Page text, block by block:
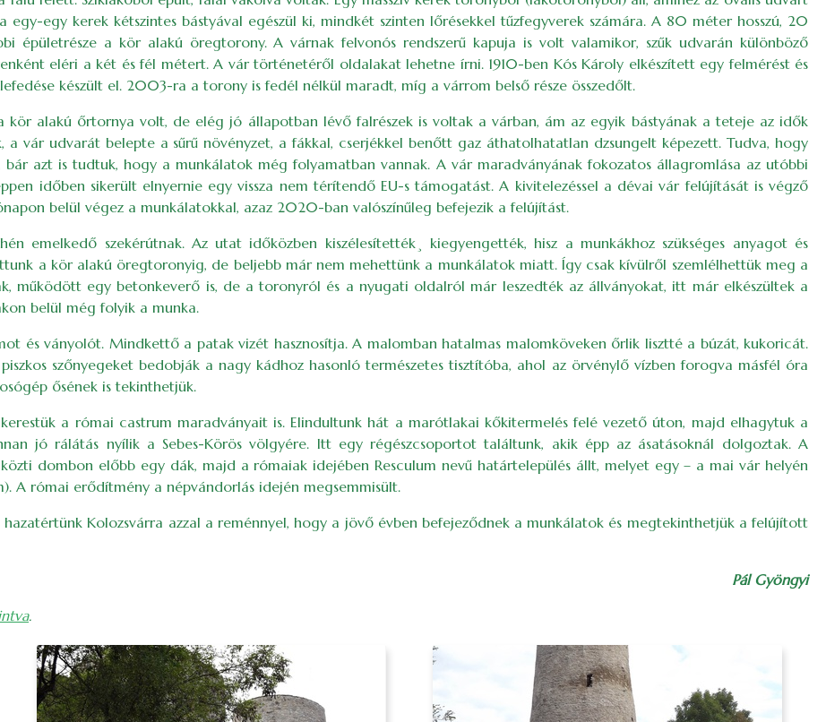
egy kerek kétszintes bástyával egészül ki, mindkét szinten lőrésekkel tűzfegyverek számára. A 80 méter hosszú, 20
épületrésze a kör alakú öregtorony. A várnak felvonós rendszerű kapuja is volt valamikor, szűk udvarán különböző
eléri a két és fél métert. A vár történetéről oldalakat lehetne írni. 1910-ben Kós Károly elkészített egy felmérést és
készült el. 2003-ra a torony is fedél nélkül maradt, míg a várrom belső része összedőlt.
kör alakú őrtornya volt, de elég jó állapotban lévő falrészek is voltak a várban, ám az egyik bástyának a teteje az idők
vár udvarát belepte a sűrű növényzet, a fákkal, cserjékkel benőtt gaz áthatolhatatlan dzsungelt képezett. Tudva, hogy
azt is tudtuk, hogy a munkálatok még folyamatban vannak. A vár maradványának fokozatos állagromlása az utóbbi
időben sikerült elnyernie egy vissza nem térítendő EU-s támogatást. A kivitelezéssel a dévai vár felújítását is végző
belül végez a munkálatokkal, azaz 2020-ban valószínűleg befejezik a felújítást.
emelkedő szekérútnak. Az utat időközben kiszélesítették¸ kiegyengették, hisz a munkákhoz szükséges anyagot és
a kör alakú öregtoronyig, de beljebb már nem mehettünk a munkálatok miatt. Így csak kívülről szemlélhettük meg a
működött egy betonkeverő is, de a toronyról és a nyugati oldalról már leszedték az állványokat, itt már elkészültek a
belül még folyik a munka.
és ványolót. Mindkettő a patak vizét hasznosítja. A malomban hatalmas malomköveken őrlik lisztté a búzát, kukoricát.
szőnyegeket bedobják a nagy kádhoz hasonló természetes tisztítóba, ahol az örvénylő vízben forogva másfél óra
ősének is tekinthetjük.
a római castrum maradványait is. Elindultunk hát a marótlakai kőkitermelés felé vezető úton, majd elhagytuk a
jó rálátás nyílik a Sebes-Körös völgyére. Itt egy régészcsoportot találtunk, akik épp az ásatásoknál dolgoztak. A
dombon előbb egy dák, majd a rómaiak idejében Resculum nevű határtelepülés állt, melyet egy – a mai vár helyén
A római erődítmény a népvándorlás idején megsemmisült.
Kolozsvárra azzal a reménnyel, hogy a jövő évben befejeződnek a munkálatok és megtekinthetjük a felújított
Pál Gyöngyi
.